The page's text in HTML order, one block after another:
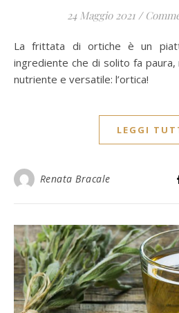
24 Maggio 2021 /
La frittata di ortiche è un piatto unico a base di un
ingrediente che di solito fa
nutriente e versatile: l’ortica!
LEGGI
Renata Bracale